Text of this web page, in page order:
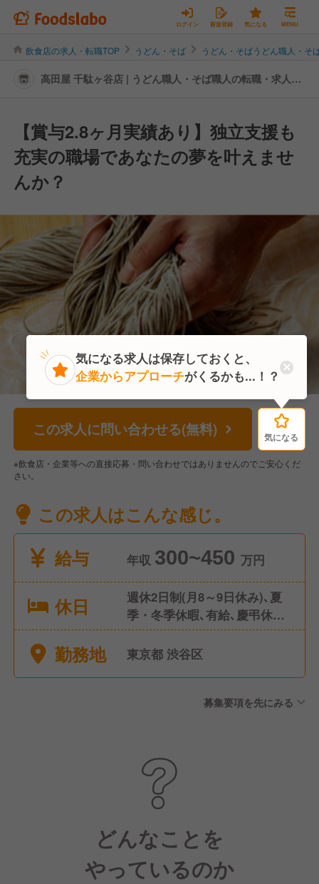
ログイン 新規登録 気になる MENU
飲食店の求人・転職TOP うどん・そば うどん・そばうどん職人・そ
高田屋 千駄ヶ谷店 | うどん職人・そば職人の転職・求人情
【賞与2.8ヶ月実績あり】独立支援も
充実の職場であなたの夢を叶えませ
んか？
この求人に問い合わせる(無料) 気になる
※飲食店・企業等への直接応募・問い合わせではありませんのでご安心くだ
さい。
この求人はこんな感じ。
給与
年収 300~450 万円
休日
週休2日制(月8～9日休み)､夏
季・冬季休暇､有給､慶弔休暇
等
勤務地 東京都 渋谷区
募集要項を先にみる
どんなことを
やっているのか
気になる
気になる求人は保存しておくと、
企業からアプローチがくるかも...！？